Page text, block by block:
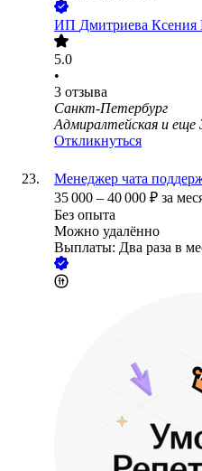
ИП Дмитриева Ксения
5.0
•
3 отзыва
Санкт-Петербург
Адмиралтейская и еще
Откликнуться
Менеджер чата
35 000 – 40 000 ₽ за
Без опыта
Можно удалённо
Выплаты: Два раза в